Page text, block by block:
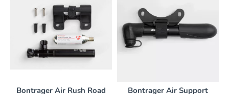
-27%
Bontrager Air Rush Road
Bontrager Air Support